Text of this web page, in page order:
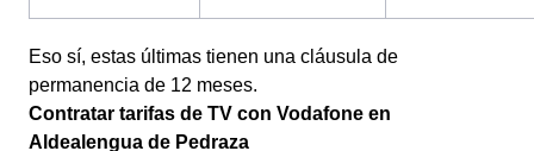
Eso sí, estas últimas tienen una cláusula de
permanencia de 12 meses.
Contratar tarifas de TV con Vodafone en
Aldealengua de Pedraza